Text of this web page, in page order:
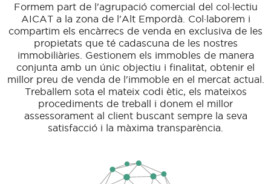
Formem part de l'agrupació comercial del col·lectiu
AICAT a la zona de l'Alt Empordà. Col·laborem i
compartim els encàrrecs de venda en exclusiva de les
propietats que té cadascuna de les nostres
immobiliàries. Gestionem els immobles de manera
conjunta amb un únic objectiu i finalitat, obtenir el
millor preu de venda de l'immoble en el mercat actual.
Treballem sota el mateix codi ètic, els mateixos
procediments de treball i donem el millor
assessorament al client buscant sempre la seva
satisfacció i la màxima transparència.